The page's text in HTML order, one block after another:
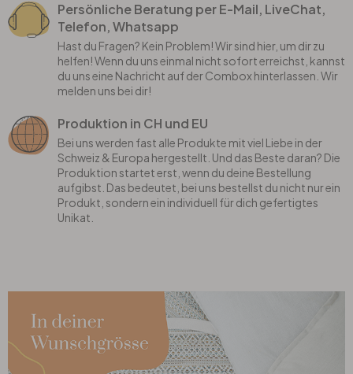
Persönliche Beratung per E-Mail, LiveChat,
Telefon, Whatsapp
Hast du Fragen? Kein Problem! Wir sind hier, um dir zu
helfen! Wenn du uns einmal nicht sofort erreichst, kannst
du uns eine Nachricht auf der Combox hinterlassen. Wir
melden uns bei dir!
Produktion in CH und EU
Bei uns werden fast alle Produkte mit viel Liebe in der
Schweiz & Europa hergestellt. Und das Beste daran? Die
Produktion startet erst, wenn du deine Bestellung
aufgibst. Das bedeutet, bei uns bestellst du nicht nur ein
Produkt, sondern ein individuell für dich gefertigtes
Unikat.